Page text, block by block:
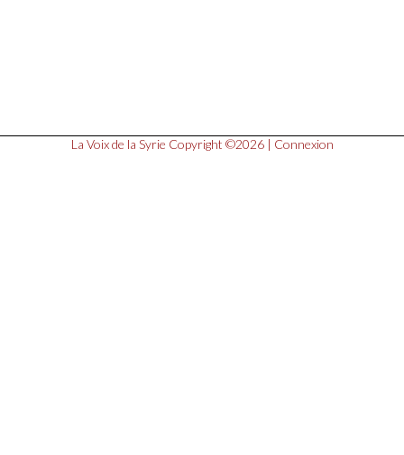
La Voix de la Syrie Copyright ©2026 | Connexion